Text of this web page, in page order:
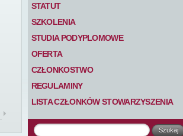
STATUT
SZKOLENIA
STUDIA PODYPLOMOWE
OFERTA
CZŁONKOSTWO
REGULAMINY
LISTA CZŁONKÓW STOWARZYSZENIA